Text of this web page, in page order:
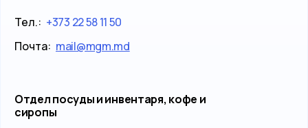
Тел.: +373 22 58 11 50
Почта: mail@mgm.md
Отдел посуды и инвентаря, кофе и
сиропы